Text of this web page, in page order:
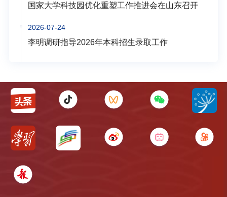
国家大学科技园优化重塑工作推进会在山东召开
2026-07-24
李明调研指导2026年本科招生录取工作